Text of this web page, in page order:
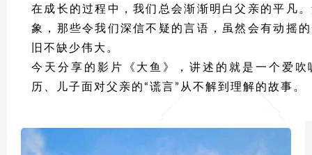
在成长的过程中，我们总会渐渐明白父亲的平凡
象，那些令我们深信不疑的言语，虽然会有动摇
旧不缺少伟大。
今天分享的影片《大鱼》，讲述的就是一个爱吹
历、儿子面对父亲的“谎言”从不解到理解的故事。